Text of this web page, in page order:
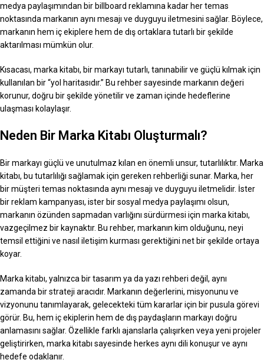
medya paylaşımından bir billboard reklamına kadar her temas
noktasında markanın aynı mesajı ve duyguyu iletmesini sağlar. Böylece,
markanın hem iç ekiplere hem de dış ortaklara tutarlı bir şekilde
aktarılması mümkün olur.
Kısacası, marka kitabı, bir markayı tutarlı, tanınabilir ve güçlü kılmak için
kullanılan bir “yol haritasıdır.” Bu rehber sayesinde markanın değeri
korunur, doğru bir şekilde yönetilir ve zaman içinde hedeflerine
ulaşması kolaylaşır.
Neden Bir Marka Kitabı Oluşturmalı?
Bir markayı güçlü ve unutulmaz kılan en önemli unsur, tutarlılıktır. Marka
kitabı, bu tutarlılığı sağlamak için gereken rehberliği sunar. Marka, her
bir müşteri temas noktasında aynı mesajı ve duyguyu iletmelidir. İster
bir reklam kampanyası, ister bir sosyal medya paylaşımı olsun,
markanın özünden sapmadan varlığını sürdürmesi için marka kitabı,
vazgeçilmez bir kaynaktır. Bu rehber, markanın kim olduğunu, neyi
temsil ettiğini ve nasıl iletişim kurması gerektiğini net bir şekilde ortaya
koyar.
Marka kitabı, yalnızca bir tasarım ya da yazı rehberi değil, aynı
zamanda bir strateji aracıdır. Markanın değerlerini, misyonunu ve
vizyonunu tanımlayarak, gelecekteki tüm kararlar için bir pusula görevi
görür. Bu, hem iç ekiplerin hem de dış paydaşların markayı doğru
anlamasını sağlar. Özellikle farklı ajanslarla çalışırken veya yeni projeler
geliştirirken, marka kitabı sayesinde herkes aynı dili konuşur ve aynı
hedefe odaklanır.